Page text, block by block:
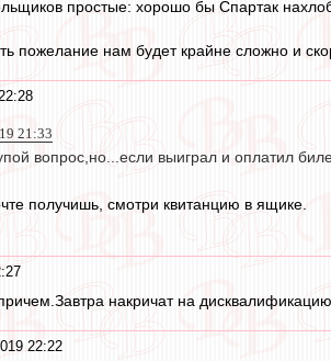
простые: хорошо бы Спартак
пожелание нам будет крайне сложно и
21:33
вопрос,но...если выиграл и оплатил
получишь, смотри квитанцию в ящике.
причем.Завтра накричат на
22:22